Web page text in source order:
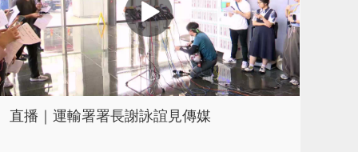
直播｜運輸署署長謝詠誼見傳媒